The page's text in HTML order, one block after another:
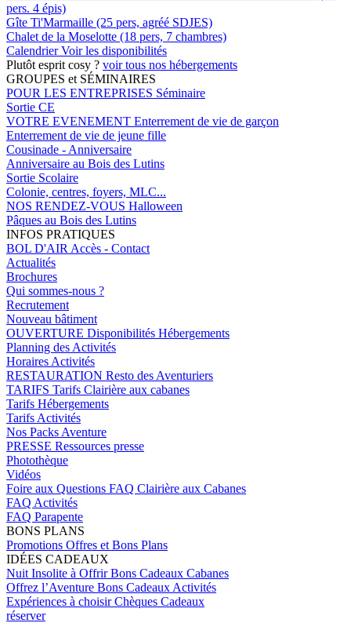
pers. 4 épis)
Gîte Ti'Marmaille (25 pers, agréé SDJES)
Chalet de la Moselotte (18 pers, 7 chambres)
CalendrierVoir les disponibilités
Plutôt esprit cosy ? voir tous nos hébergements
GROUPES et SÉMINAIRES
POUR LES ENTREPRISES Séminaire
Sortie CE
VOTRE EVENEMENT Enterrement de vie de garçon
Enterrement de vie de jeune fille
Cousinade - Anniversaire
Anniversaire au Bois des Lutins
Sortie Scolaire
Colonie, centres, foyers, MLC...
NOS RENDEZ-VOUS Halloween
Pâques au Bois des Lutins
INFOS PRATIQUES
BOL D'AIR Accès - Contact
Actualités
Brochures
Qui sommes-nous ?
Recrutement
Nouveau bâtiment
OUVERTURE Disponibilités Hébergements
Planning des Activités
Horaires Activités
RESTAURATION Resto des Aventuriers
TARIFS Tarifs Clairière aux cabanes
Tarifs Hébergements
Tarifs Activités
Nos Packs Aventure
PRESSE Ressources presse
Photothèque
Vidéos
Foire aux Questions FAQ Clairière aux Cabanes
FAQ Activités
FAQ Parapente
BONS PLANS
Promotions Offres et Bons Plans
IDÉES CADEAUX
Nuit Insolite à OffrirBons Cadeaux Cabanes
Offrez l’Aventure Bons Cadeaux Activités
Expériences à choisirChèques Cadeaux
réserver